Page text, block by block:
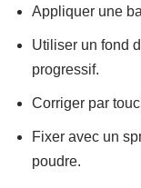
Appliquer une
Utiliser un fond
progressif.
Corriger par
Fixer avec un
poudre.